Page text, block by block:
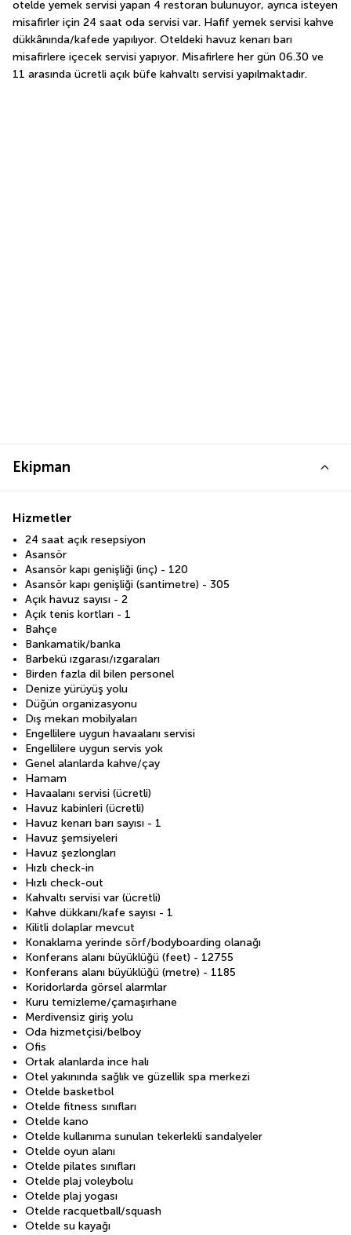
otelde yemek servisi yapan 4 restoran bulunuyor, ayrıca isteyen
misafirler için 24 saat oda servisi var. Hafif yemek servisi kahve
dükkânında/kafede yapılıyor. Oteldeki havuz kenarı barı
misafirlere içecek servisi yapıyor. Misafirlere her gün 06.30 ve
11 arasında ücretli açık büfe kahvaltı servisi yapılmaktadır.
Ekipman
Hizmetler
24 saat açık resepsiyon
Asansör
Asansör kapı genişliği (inç) - 120
Asansör kapı genişliği (santimetre) - 305
Açık havuz sayısı - 2
Açık tenis kortları - 1
Bahçe
Bankamatik/banka
Barbekü ızgarası/ızgaraları
Birden fazla dil bilen personel
Denize yürüyüş yolu
Düğün organizasyonu
Dış mekan mobilyaları
Engellilere uygun havaalanı servisi
Engellilere uygun servis yok
Genel alanlarda kahve/çay
Hamam
Havaalanı servisi (ücretli)
Havuz kabinleri (ücretli)
Havuz kenarı barı sayısı - 1
Havuz şemsiyeleri
Havuz şezlongları
Hızlı check-in
Hızlı check-out
Kahvaltı servisi var (ücretli)
Kahve dükkanı/kafe sayısı - 1
Kilitli dolaplar mevcut
Konaklama yerinde sörf/bodyboarding olanağı
Konferans alanı büyüklüğü (feet) - 12755
Konferans alanı büyüklüğü (metre) - 1185
Koridorlarda görsel alarmlar
Kuru temizleme/çamaşırhane
Merdivensiz giriş yolu
Oda hizmetçisi/belboy
Ofis
Ortak alanlarda ince halı
Otel yakınında sağlık ve güzellik spa merkezi
Otelde basketbol
Otelde fitness sınıfları
Otelde kano
Otelde kullanıma sunulan tekerlekli sandalyeler
Otelde oyun alanı
Otelde pilates sınıfları
Otelde plaj voleybolu
Otelde plaj yogası
Otelde racquetball/squash
Otelde su kayağı